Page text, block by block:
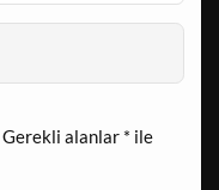
Gerekli alanlar * ile